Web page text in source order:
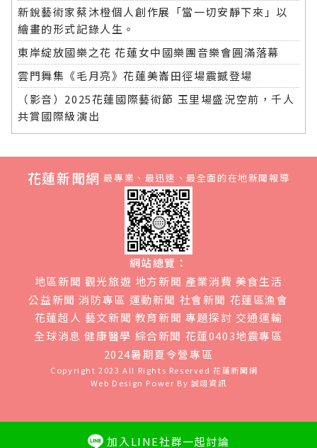
新銳藝術家蔡沐橙個人創作展「當一切安靜下來」以
繪畫的形式記錄人生。
東岸綻放國樂之花 花蓮女中國樂團音樂會圓滿落幕
雲門舞集《毛月亮》花蓮美崙田徑場震撼登場
（影音）2025花蓮國際藝術節 玉里場盛況空前，千人
共賞國際級演出
花蓮新聞網 最專業、最迅速、最全面的在地新聞報導
網站總覽：
地區新聞 觀光旅遊 地方新聞 產業消費 美食生活
公益新聞 消防專區 運動新聞 社會新聞 花蓮區漁會
花蓮超人 藝文新聞 教育新聞 專題探討 交通運輸
全球消息 健康醫學 綜合新聞 花蓮0403地震專區
2024暑期夏令營專區
Copyright 2023 All Rights Reserved花蓮新聞網
Web Design Power By 誠翊資訊
加入LINE社群一起討論